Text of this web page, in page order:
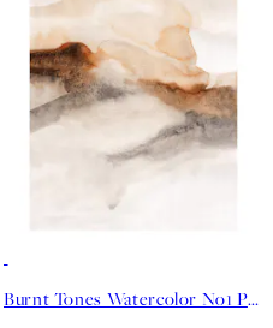
Burnt Tones Watercolor No1 Poster